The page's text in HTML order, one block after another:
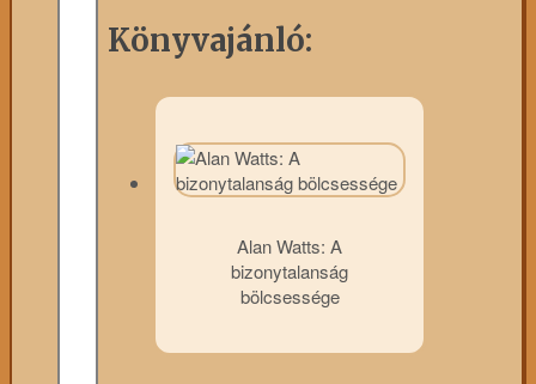
Könyvajánló:
Alan Watts: A
bizonytalanság
bölcsessége